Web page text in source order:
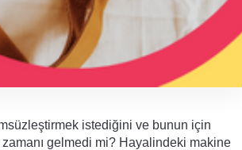
istediğini ve bunun için
gelmedi mi? Hayalindeki makine